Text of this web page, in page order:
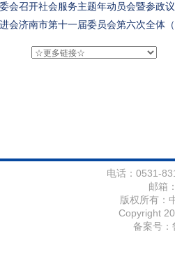
会召开社会服务主题年动员会暨参政
会济南市第十一届委员会第六次全体
电话：0531-
邮箱
版权所有：
Copyright
备案号